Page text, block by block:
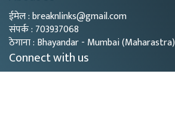
ईमेल : breaknlinks@gmail.com
संपर्क : 703937068
ठेगाना : Bhayandar - Mumbai (Maharastra)
Connect with us